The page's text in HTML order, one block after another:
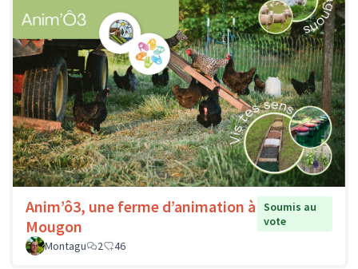
Anim’ô3, une ferme d’animation à
Mougon
Soumis au
vote
Montagu
2 46